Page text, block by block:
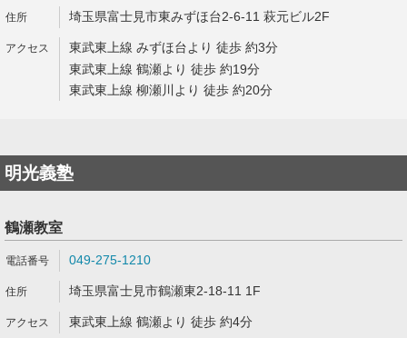
埼玉県富士見市東みずほ台2-6-11 萩元ビル2F
東武東上線 みずほ台より 徒歩 約3分
東武東上線 鶴瀬より 徒歩 約19分
東武東上線 柳瀬川より 徒歩 約20分
明光義塾
鶴瀬教室
049-275-1210
埼玉県富士見市鶴瀬東2-18-11 1F
東武東上線 鶴瀬より 徒歩 約4分